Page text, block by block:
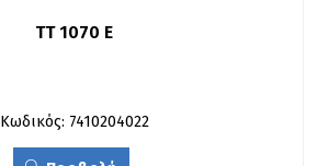
TT 1070 E
Κωδικός: 7410204022